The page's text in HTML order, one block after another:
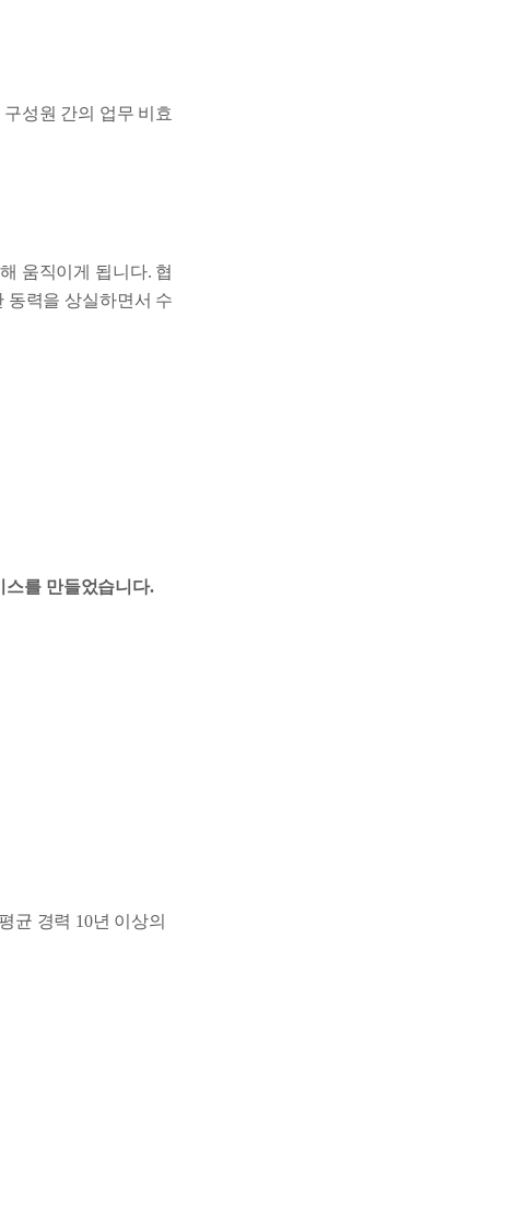
성원 간의 업무 비효
움직이게 됩니다. 협
동력을 상실하면서 수
스를 만들었습니다.
균 경력 10년 이상의